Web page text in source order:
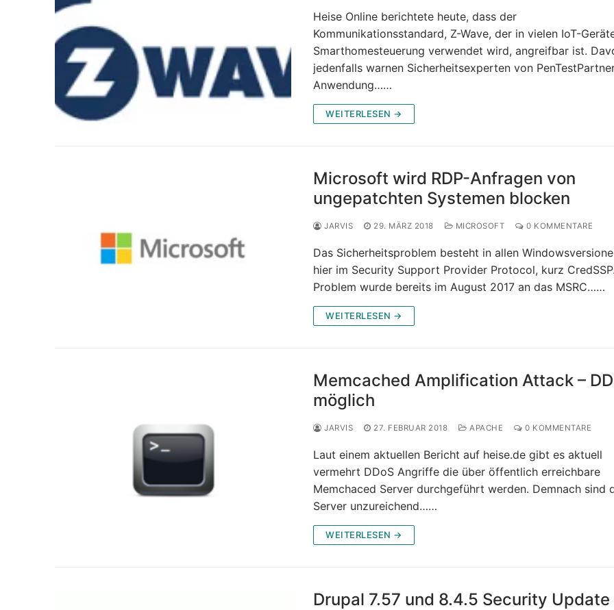
Heise Online berichtete heute, dass der
Kommunikationsstandard, Z-Wave, der in vielen IoT-
Smarthomesteuerung verwendet wird, angreifbar ist.
jedenfalls warnen Sicherheitsexperten von
Anwendung……
WEITERLESEN →
Microsoft wird RDP-Anfragen von
ungepatchten Systemen blocken
JARVIS 29. MÄRZ 2018 MICROSOFT 0 KOMMENTARE
Das Sicherheitsproblem besteht in allen
hier im Security Support Provider Protocol, kurz
Problem wurde bereits im August 2017 an das MSRC……
WEITERLESEN →
Memcached Amplification Attack –
möglich
JARVIS 27. FEBRUAR 2018 APACHE 0 KOMMENTARE
Laut einem aktuellen Bericht auf heise.de gibt es aktuell
vermehrt DDoS Angriffe die über öffentlich erreichbare
Memchaced Server durchgeführt werden. Demnach sind
Server unzureichend……
WEITERLESEN →
Drupal 7.57 und 8.4.5 Security Update